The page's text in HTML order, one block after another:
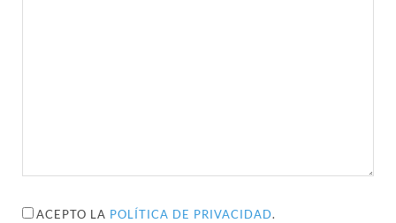
ACEPTO LA POLÍTICA DE PRIVACIDAD.